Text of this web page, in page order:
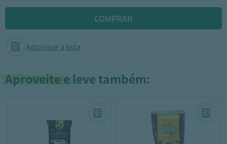
Adicionar a lista
Aproveite e leve também: